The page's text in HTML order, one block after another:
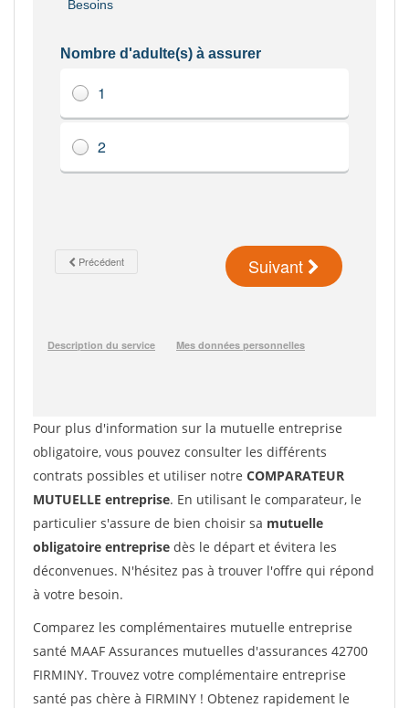
Pour plus d'information sur la mutuelle entreprise
obligatoire, vous pouvez consulter les différents
contrats possibles et utiliser notre COMPARATEUR
MUTUELLE entreprise. En utilisant le comparateur, le
particulier s'assure de bien choisir sa mutuelle
obligatoire entreprise dès le départ et évitera les
déconvenues. N'hésitez pas à trouver l'offre qui répond
à votre besoin.
Comparez les complémentaires mutuelle entreprise
santé MAAF Assurances mutuelles d'assurances 42700
FIRMINY. Trouvez votre complémentaire entreprise
santé pas chère à FIRMINY ! Obtenez rapidement le